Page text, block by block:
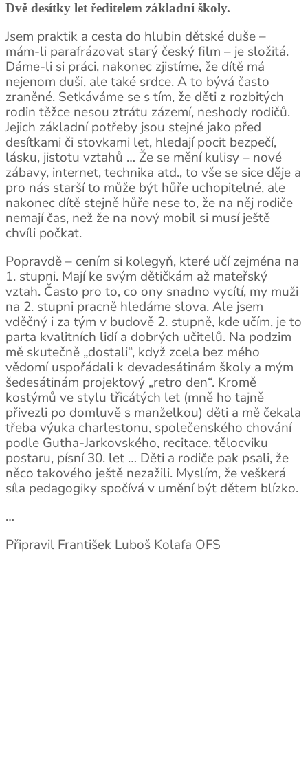
Dvě desítky let ředitelem základní školy.
Jsem praktik a cesta do hlubin dětské duše –
mám-li parafrázovat starý český film – je složitá.
Dáme-li si práci, nakonec zjistíme, že dítě má
nejenom duši, ale také srdce. A to bývá často
zraněné. Setkáváme se s tím, že děti z rozbitých
rodin těžce nesou ztrátu zázemí, neshody rodičů.
Jejich základní potřeby jsou stejné jako před
desítkami či stovkami let, hledají pocit bezpečí,
lásku, jistotu vztahů … Že se mění kulisy – nové
zábavy, internet, technika atd., to vše se sice děje a
pro nás starší to může být hůře uchopitelné, ale
nakonec dítě stejně hůře nese to, že na něj rodiče
nemají čas, než že na nový mobil si musí ještě
chvíli počkat.
Popravdě – cením si kolegyň, které učí zejména na
1. stupni. Mají ke svým dětičkám až mateřský
vztah. Často pro to, co ony snadno vycítí, my muži
na 2. stupni pracně hledáme slova. Ale jsem
vděčný i za tým v budově 2. stupně, kde učím, je to
parta kvalitních lidí a dobrých učitelů. Na podzim
mě skutečně „dostali“, když zcela bez mého
vědomí uspořádali k devadesátinám školy a mým
šedesátinám projektový „retro den“. Kromě
kostýmů ve stylu třicátých let (mně ho tajně
přivezli po domluvě s manželkou) děti a mě čekala
třeba výuka charlestonu, společenského chování
podle Gutha-Jarkovského, recitace, tělocviku
postaru, písní 30. let … Děti a rodiče pak psali, že
něco takového ještě nezažili. Myslím, že veškerá
síla pedagogiky spočívá v umění být dětem blízko.
…
Připravil František Luboš Kolafa OFS